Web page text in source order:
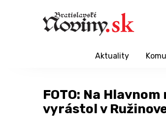
Aktuality
FOTO: Na
vyrástol v